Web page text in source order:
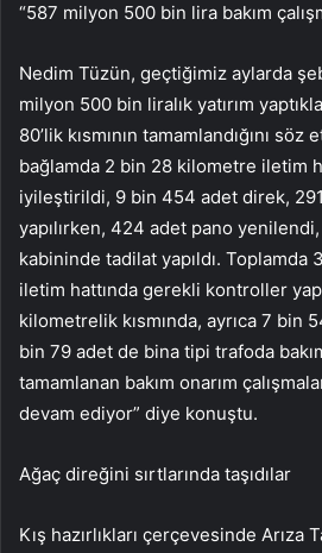
“587 milyon 500 bin lira bakım
Nedim Tüzün, geçtiğimiz aylarda
milyon 500 bin liralık yatırım
80’lik kısmının tamamlandığını söz
bağlamda 2 bin 28 kilometre iletim
iyileştirildi, 9 bin 454 adet direk,
yapılırken, 424 adet pano
kabininde tadilat yapıldı. Toplamda
iletim hattında gerekli kontroller
kilometrelik kısmında, ayrıca 7 bin
bin 79 adet de bina tipi trafoda
tamamlanan bakım onarım
devam ediyor” diye konuştu.
Ağaç direğini sırtlarında taşıdılar
Kış hazırlıkları çerçevesinde Arıza